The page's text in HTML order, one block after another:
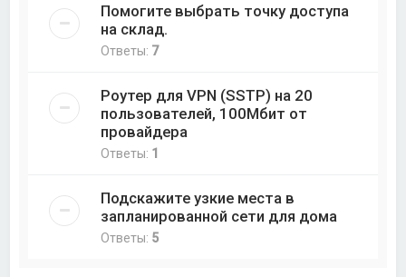
Помогите выбрать точку доступа
на склад.
Ответы: 7
Роутер для VPN (SSTP) на 20
пользователей, 100Мбит от
провайдера
Ответы: 1
Подскажите узкие места в
запланированной сети для дома
Ответы: 5